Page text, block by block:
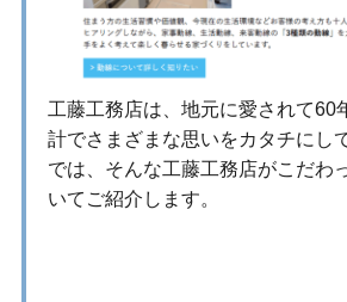
工藤工務店は、地元に愛されて60
計でさまざまな思いをカタチにし
では、そんな工藤工務店がこだわ
いてご紹介します。